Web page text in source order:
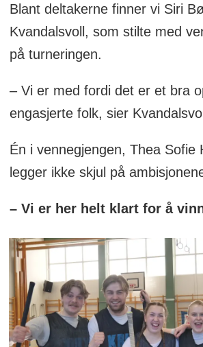
Blant deltakerne finner vi Siri
Kvandalsvoll, som stilte med
på turneringen.
– Vi er med fordi det er et bra
engasjerte folk, sier
Én i vennegjengen, Thea Sofie
legger ikke skjul på
– Vi er her helt klart for å